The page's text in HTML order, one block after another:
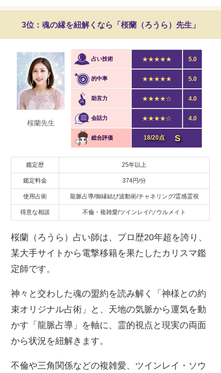
3位：魂の縁を紐解くなら「桜蘭（ろうら）先生」
桜蘭先生
占い技術 ★★★★★ 5.0
的中率 ★★★★★ 5.0
助言力 ★★★★☆ 4.0
会話力 ★★★★☆ 4.0
総合評価 18/20点 S
鑑定歴 25年以上
鑑定料金 374円/分
使用占術 龍脈占導/御縁結び波動術/チャネリング/霊感霊視
得意な相談 不倫・複雑愛/ツインレイ/ソウルメイト
桜蘭（ろうら）占い師は、プロ歴20年超を誇り、
某大手サイトから電撃移籍を果たしたカリスマ鑑
定師です。
神々と交わした魂の盟約を読み解く「神様との約
束オリジナル占術」と、天地の気脈から運気を動
かす「龍脈占導」を軸に、霊的視点と現実の両面
から状況を紐解きます。
不倫や三角関係などの複雑愛、ツインレイ・ソウ